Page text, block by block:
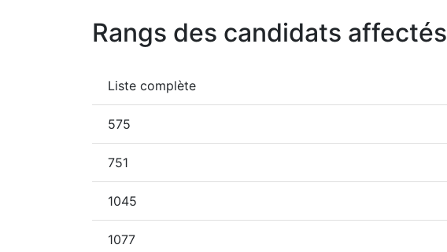
Rangs des candidats affectés
Liste complète
575
751
1045
1077